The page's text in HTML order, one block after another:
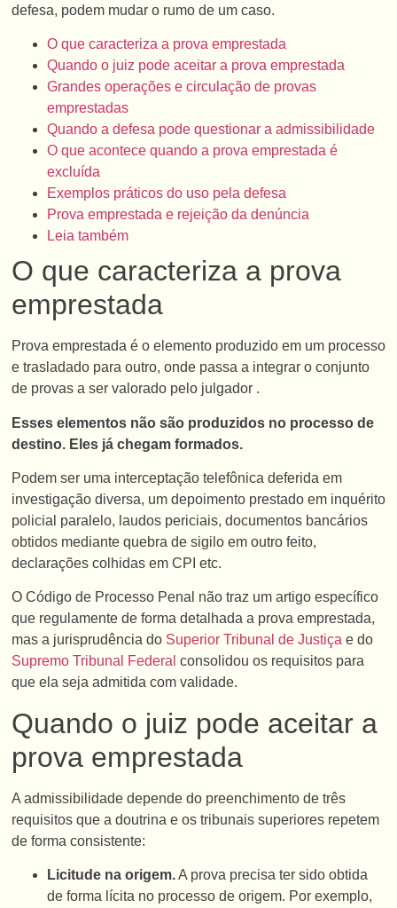
defesa, podem mudar o rumo de um caso.
O que caracteriza a prova emprestada
Quando o juiz pode aceitar a prova emprestada
Grandes operações e circulação de provas
emprestadas
Quando a defesa pode questionar a admissibilidade
O que acontece quando a prova emprestada é
excluída
Exemplos práticos do uso pela defesa
Prova emprestada e rejeição da denúncia
Leia também
O que caracteriza a prova
emprestada
Prova emprestada é o elemento produzido em um processo
e trasladado para outro, onde passa a integrar o conjunto
de provas a ser valorado pelo julgador .
Esses elementos não são produzidos no processo de
destino. Eles já chegam formados.
Podem ser uma interceptação telefônica deferida em
investigação diversa, um depoimento prestado em inquérito
policial paralelo, laudos periciais, documentos bancários
obtidos mediante quebra de sigilo em outro feito,
declarações colhidas em CPI etc.
O Código de Processo Penal não traz um artigo específico
que regulamente de forma detalhada a prova emprestada,
mas a jurisprudência do Superior Tribunal de Justiça e do
Supremo Tribunal Federal consolidou os requisitos para
que ela seja admitida com validade.
Quando o juiz pode aceitar a
prova emprestada
A admissibilidade depende do preenchimento de três
requisitos que a doutrina e os tribunais superiores repetem
de forma consistente:
Licitude na origem.A prova precisa ter sido obtida
de forma lícita no processo de origem. Por exemplo,